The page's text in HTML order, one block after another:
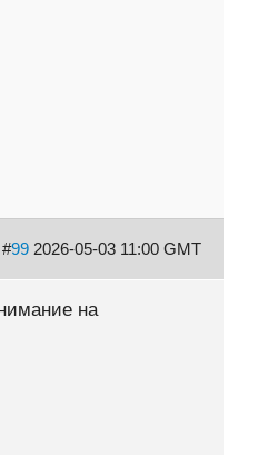
#99 2026-05-03 11:00 GMT
на